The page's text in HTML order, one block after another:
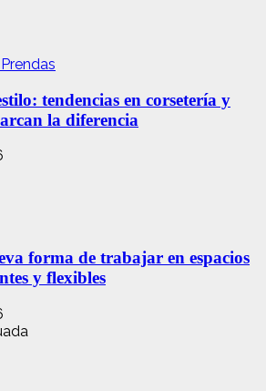
tendencias en corsetería y
la diferencia
forma de trabajar en espacios
y flexibles